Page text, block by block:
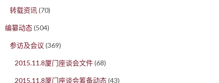
转载资讯(70)
编纂动态(504)
参访及会议 (369)
2015.11.8厦门座谈会文件(68)
2015.11.8厦门座谈会筹备动态(43)